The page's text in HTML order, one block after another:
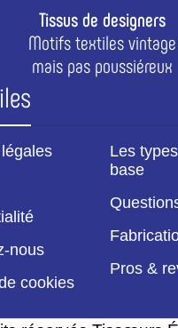
Tissus de designers
Motifs textiles vintage
mais pas poussiéreux
nous
cookies
Les
base
Pros &